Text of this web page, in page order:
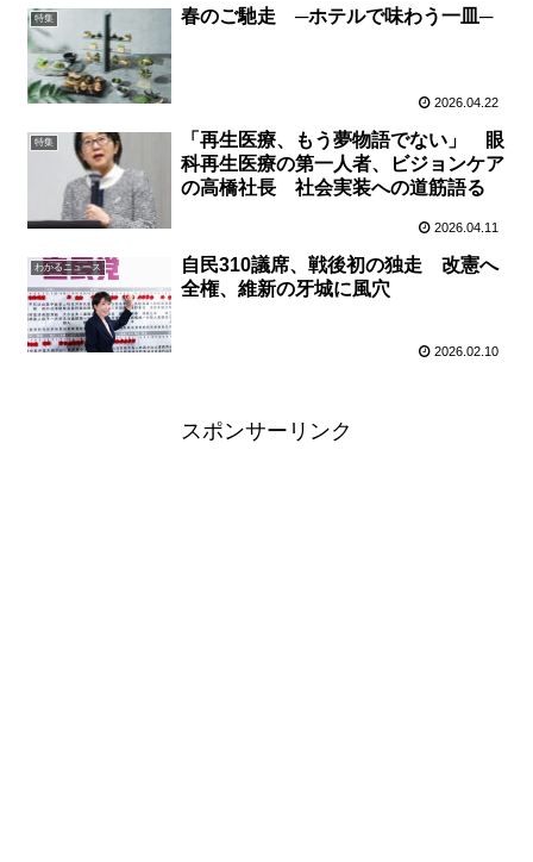
特集 春のご馳走 ─ホテルで味わう一皿─
2026.04.22
特集
「再生医療、もう夢物語でない」 眼
科再生医療の第一人者、ビジョンケア
の高橋社長 社会実装への道筋語る
2026.04.11
わかるニュース
自民310議席、戦後初の独走 改憲へ
全権、維新の牙城に風穴
2026.02.10
スポンサーリンク